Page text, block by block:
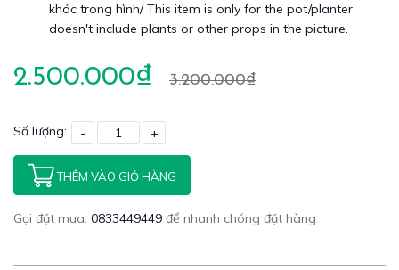
khác trong hình/ This item is only for the pot/planter,
doesn't include plants or other props in the picture.
2.500.000₫ 3.200.000₫
Số lượng: - +
THÊM VÀO GIỎ HÀNG
Gọi đặt mua: 0833449449 để nhanh chóng đặt hàng